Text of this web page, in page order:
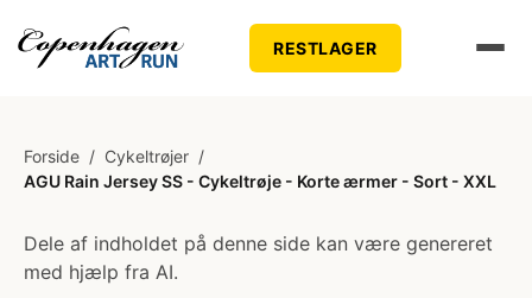
RESTLAGER
Forside / Cykeltrøjer /
AGU Rain Jersey SS - Cykeltrøje - Korte ærmer - Sort - XXL
Dele af indholdet på denne side kan være genereret
med hjælp fra AI.